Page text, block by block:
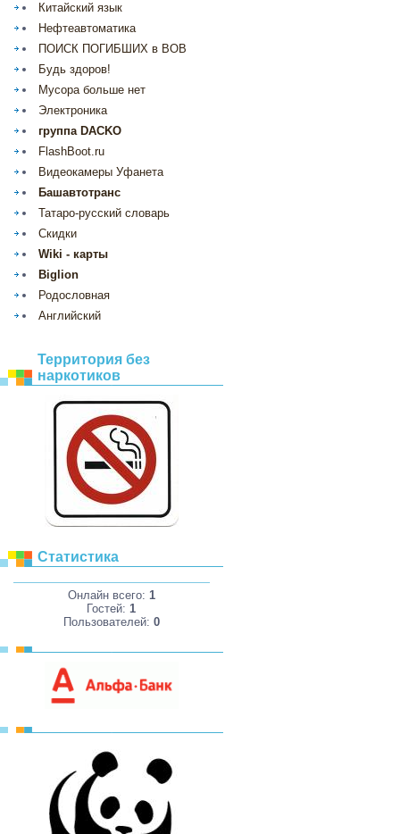
Китайский язык
Нефтеавтоматика
ПОИСК ПОГИБШИХ в ВОВ
Будь здоров!
Мусора больше нет
Электроника
группа DACKO
FlashBoot.ru
Видеокамеры Уфанета
Башавтотранс
Татаро-русский словарь
Скидки
Wiki - карты
Biglion
Родословная
Английский
Территория без
наркотиков
Статистика
Онлайн всего: 1
Гостей:1
Пользователей: 0